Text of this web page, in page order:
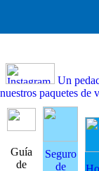
Un
nuestros paquetes de
Guía
de
Seguro
de